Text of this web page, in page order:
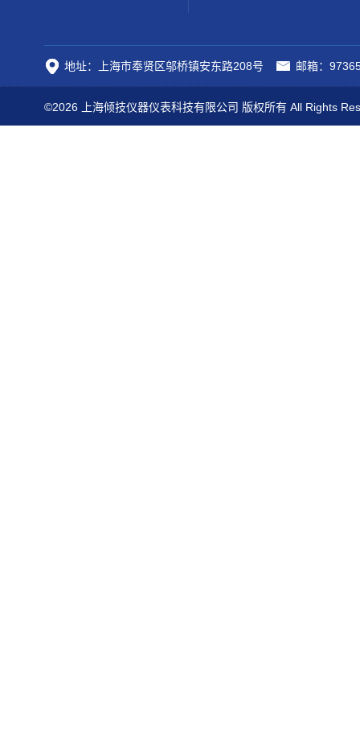
地址：上海市奉贤区邬桥镇安东路208号 邮箱：
©2026 上海倾技仪器仪表科技有限公司 版权所有 All Rights